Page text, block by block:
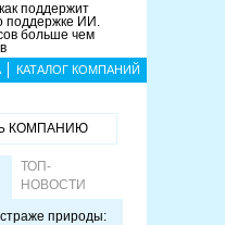
поддержит
поддержке ИИ.
больше чем
КАТАЛОГ КОМПАНИЙ
КОМПАНИЮ
ТОП-
НОВОСТИ
природы: